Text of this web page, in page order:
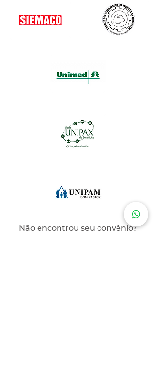
Não encontrou seu convênio?